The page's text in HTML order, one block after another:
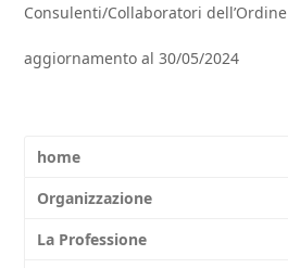
Consulenti/Collaboratori dell’Ordine
aggiornamento al 30/05/2024
home
Organizzazione
La Professione